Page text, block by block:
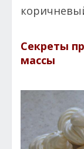
Секреты
массы